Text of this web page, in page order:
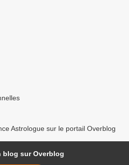
Astrologue sur le portail Overblog
blog sur Overblog